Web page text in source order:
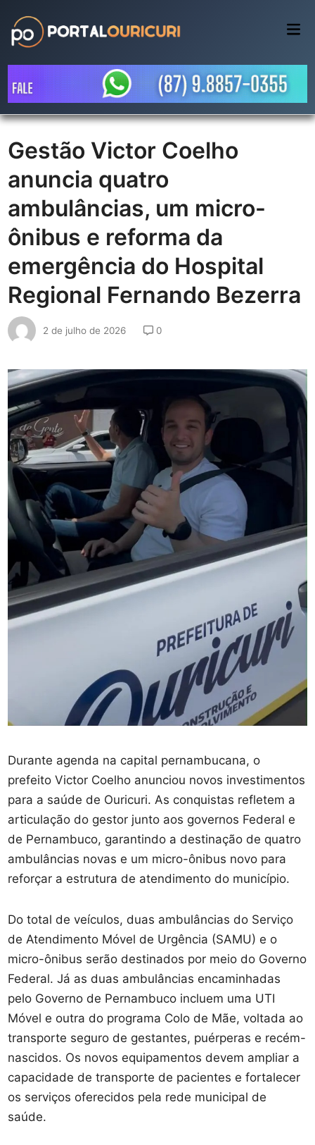
content
Gestão Victor Coelho
anuncia quatro
ambulâncias, um micro-
ônibus e reforma da
emergência do Hospital
Regional Fernando Bezerra
2 de julho de 2026 0
Durante agenda na capital pernambucana, o
prefeito Victor Coelho anunciou novos investimentos
para a saúde de Ouricuri. As conquistas refletem a
articulação do gestor junto aos governos Federal e
de Pernambuco, garantindo a destinação de quatro
ambulâncias novas e um micro-ônibus novo para
reforçar a estrutura de atendimento do município.
Do total de veículos, duas ambulâncias do Serviço
de Atendimento Móvel de Urgência (SAMU) e o
micro-ônibus serão destinados por meio do Governo
Federal. Já as duas ambulâncias encaminhadas
pelo Governo de Pernambuco incluem uma UTI
Móvel e outra do programa Colo de Mãe, voltada ao
transporte seguro de gestantes, puérperas e recém-
nascidos. Os novos equipamentos devem ampliar a
capacidade de transporte de pacientes e fortalecer
os serviços oferecidos pela rede municipal de
saúde.